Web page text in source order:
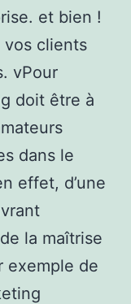
et bien !
vos clients
vPour
doit être à
dans le
effet, d’une
la maîtrise
exemple de